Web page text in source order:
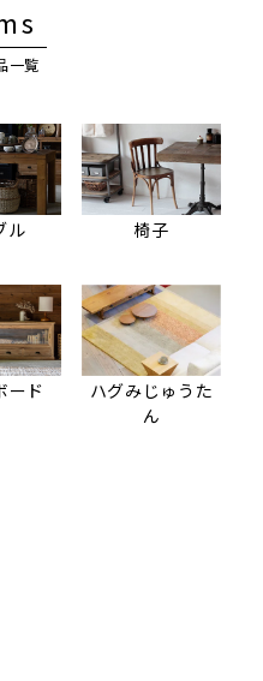
一覧
ル 椅子
ード
ハグみじゅうた
ん